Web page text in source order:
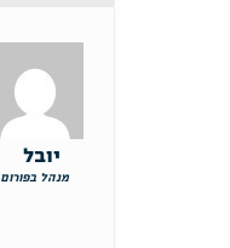
יובל
מנהל בפורום